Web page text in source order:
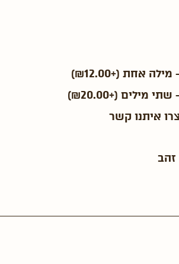
מילה אחת (+
₪12.00
)
מילים (+
₪20.00
)
איתנו קשר
זהב